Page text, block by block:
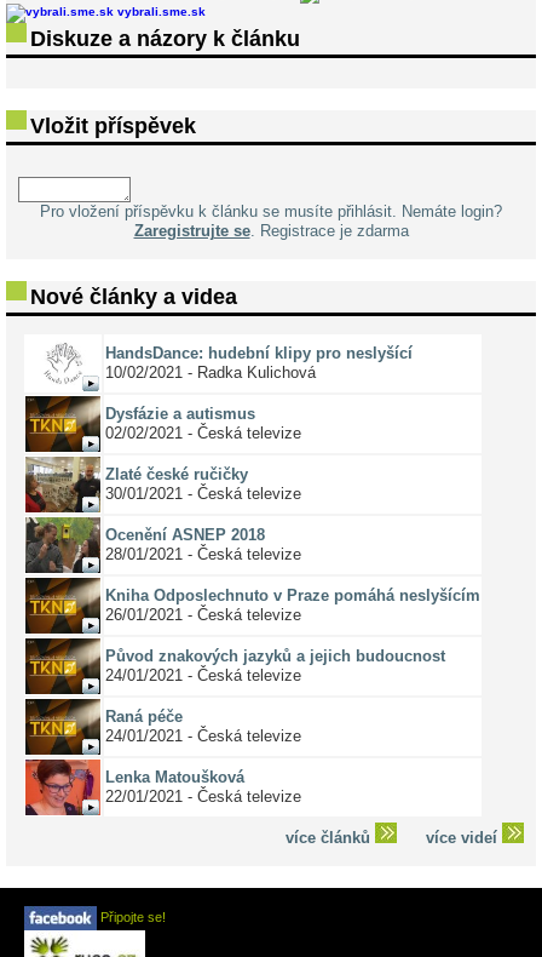
vybrali.sme.sk
Diskuze a názory k článku
Vložit příspěvek
Pro vložení příspěvku k článku se musíte přihlásit. Nemáte login?
Zaregistrujte se. Registrace je zdarma
Nové články a videa
HandsDance: hudební klipy pro neslyšící
10/02/2021 - Radka Kulichová
Dysfázie a autismus
02/02/2021 - Česká televize
Zlaté české ručičky
30/01/2021 - Česká televize
Ocenění ASNEP 2018
28/01/2021 - Česká televize
Kniha Odposlechnuto v Praze pomáhá neslyšícím
26/01/2021 - Česká televize
Původ znakových jazyků a jejich budoucnost
24/01/2021 - Česká televize
Raná péče
24/01/2021 - Česká televize
Lenka Matoušková
22/01/2021 - Česká televize
více článků více videí
Připojte se!